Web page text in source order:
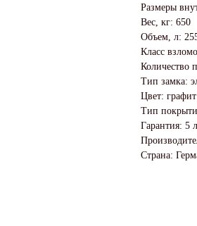
Размеры
Вес, кг: 650
Объем, л:
Класс
Количество
Тип замка:
Цвет:
Тип
Гарантия: 5
Страна: